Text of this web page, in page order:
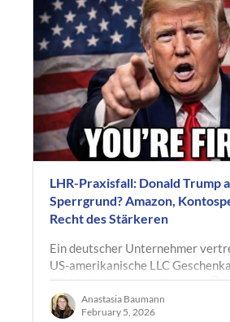
LHR-Praxisfall: Donald Trump
Sperrgrund? Amazon,
Recht des Stärkeren
Ein deutscher Unternehmer
US-amerikanische LLC
US-Marketplace von Amazon.
längeren Zeitraum hinweg
Anastasia Baumann
February 5, 2026